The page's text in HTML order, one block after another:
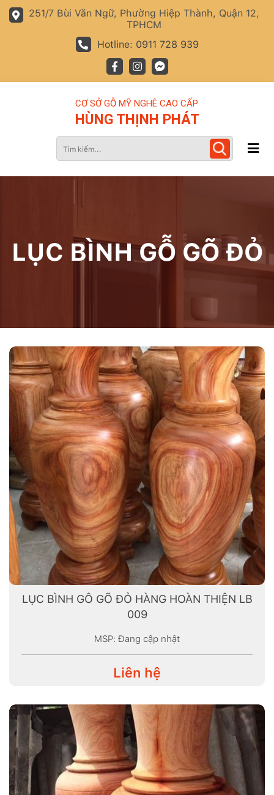
251/7 Bùi Văn Ngữ, Phường Hiệp Thành, Quận 12,
TPHCM
Hotline: 0911 728 939
CƠ SỞ GỖ MỸ NGHÊ CAO CẤP
HÙNG THỊNH PHÁT
LỤC BÌNH GỖ GÕ ĐỎ
LỤC BÌNH GÔ GÕ ĐỎ HÀNG HOÀN THIỆN LB
009
MSP: Đang cập nhật
Liên hệ